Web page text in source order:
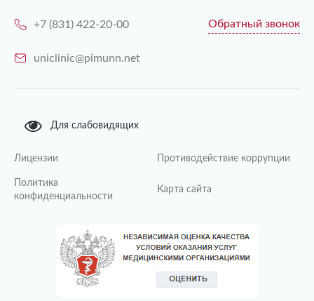
+7 (831) 422-20-00 Обратный звонок
uniclinic@pimunn.net
Для слабовидящих
Лицензии Противодействие коррупции
Политика
конфиденциальности
Карта сайта